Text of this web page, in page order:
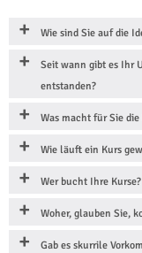
Wie sind Sie auf die
Seit wann gibt es Ihr
entstanden?
Was macht für Sie die
Wie läuft ein Kurs
Wer bucht Ihre Kurse?
Woher, glauben Sie,
Gab es skurrile